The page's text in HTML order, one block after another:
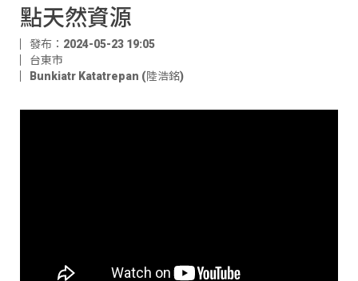
點天然資源
發布：2024-05-23 19:05
台東市
Bunkiatr Katatrepan (陸浩銘)